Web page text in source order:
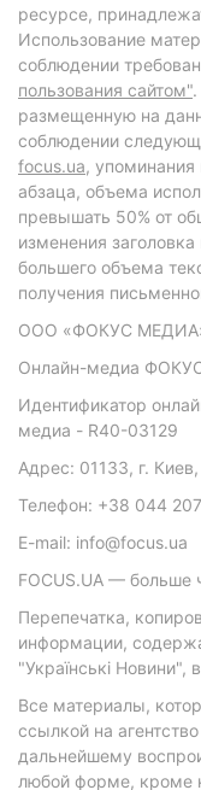
ресурсе,
Использование
соблюдении
пользования сайтом"
размещенную на
соблюдении
focus.ua, упоминания
абзаца, объема
превышать 50% от
изменения
большего объема
получения
ООО «ФОКУС
Онлайн-медиа
Идентификатор
медиа - R40-03129
Адрес: 01133, г.
Телефон: +38 044
E-mail: info@focus.ua
FOCUS.UA — больше
Перепечатка,
информации,
"Українські
Все материалы,
ссылкой на
дальнейшему
любой форме, кроме